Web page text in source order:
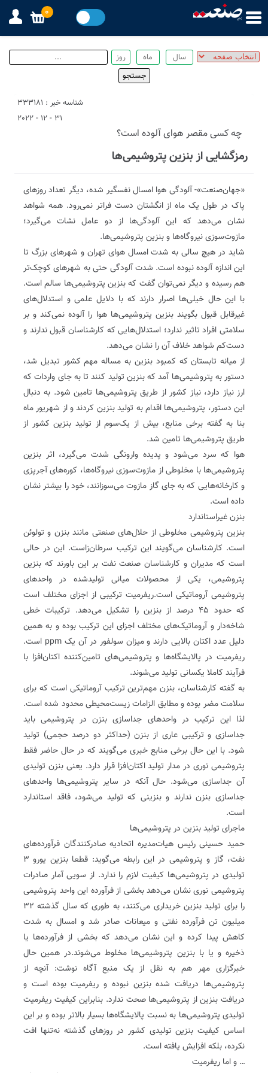
شناسه خبر : 333181
31 - 12 - 2022
چه کسی مقصر هوای آلوده است؟
رمزگشایی از بنزین پتروشیمی‌ها
«جهان‌صنعت»- آلودگی هوا امسال نفسگیر شده، دیگر تعداد روزهای
پاک در طول یک ماه از انگشتان دست فراتر نمی‌رود. همه شواهد
نشان می‌دهد که این آلودگی‌ها از دو عامل نشات می‌گیرد؛
مازوت‌سوزی نیروگاه‌ها و بنزین پتروشیمی‌ها.
شاید در هیچ سالی به شدت امسال هوای تهران و شهرهای بزرگ تا
این اندازه آلوده نبوده است. شدت آلودگی حتی به شهرهای کوچک‌تر
هم رسیده و دیگر نمی‌توان گفت که بنزین پتروشیمی‌ها سالم است.
با این حال خیلی‌ها اصرار دارند که با دلایل علمی و استدلال‌های
غیرقابل قبول بگویند بنزین پتروشیمی‌ها هوا را آلوده نمی‌کند و بر
سلامتی افراد تاثیر ندارد؛ استدلال‌هایی که کارشناسان قبول ندارند و
دست‌کم شواهد خلاف آن را نشان می‌دهد.
از میانه تابستان که کمبود بنزین به مساله مهم کشور تبدیل شد،
دستور به پتروشیمی‌ها آمد که بنزین تولید کنند تا به جای واردات که
ارز نیاز دارد، نیاز کشور از طریق پتروشیمی‌ها تامین شود. به دنبال
این دستور، پتروشیمی‌ها اقدام به تولید بنزین کردند و از شهریور ماه
بنا به گفته برخی منابع، بیش از یک‌سوم از تولید بنزین کشور از
طریق پتروشیمی‌ها تامین شد.
هوا که سرد می‌شود و پدیده وارونگی شدت می‌گیرد، اثر بنزین
پتروشیمی‌ها با مخلوطی از مازوت‌سوزی نیروگاه‌ها، کوره‌های آجرپزی
و کارخانه‌هایی که به جای گاز مازوت می‌سوزانند، خود را بیشتر نشان
داده است.
بنزن غیراستاندارد
بنزین پتروشیمی مخلوطی از حلال‌های صنعتی مانند بنزن و تولوئن
است. کارشناسان می‌گویند این ترکیب سرطان‌زاست. این در حالی
است که مدیران و کارشناسان صنعت نفت بر این باورند که بنزین
پتروشیمی، یکی از محصولات میانی تولیدشده در واحدهای
پتروشیمی آروماتیکی است.ریفرمیت ترکیبی از اجزای مختلف است
که حدود ۴۵ درصد از بنزین را تشکیل می‌دهد. ترکیبات خطی
شاخه‌دار و آروماتیک‌های مختلف اجزای این ترکیب بوده و به همین
دلیل عدد اکتان بالایی دارند و میزان سولفور در آن یک ppm است.
ریفرمیت در پالایشگاه‌ها و پتروشیمی‌های تامین‌کننده اکتان‌افزا با
فرآیند کاملا یکسانی تولید می‌شوند.
به گفته کارشناسان، بنزن مهم‌ترین ترکیب آروماتیکی است که برای
سلامت مضر بوده و مطابق الزامات زیست‌محیطی محدود شده است.
لذا این ترکیب در واحدهای جداسازی بنزن در پتروشیمی باید
جداسازی و ترکیبی عاری از بنزن (حداکثر دو درصد حجمی) تولید
شود. با این حال برخی منابع خبری می‌گویند که در حال حاضر فقط
پتروشیمی نوری در مدار تولید اکتان‌افزا قرار دارد. یعنی بنزن تولیدی
آن جداسازی می‌شود. حال آنکه در سایر پتروشیمی‌ها واحدهای
جداسازی بنزن ندارند و بنزینی که تولید می‌شود، فاقد استاندارد
است.
ماجرای تولید بنزین در پتروشیمی‌ها
حمید حسینی رئیس هیات‌مدیره اتحادیه صادرکنندگان فرآورده‌های
نفت، گاز و پتروشیمی در این رابطه می‌گوید: قطعا بنزین یورو ۳
تولیدی در پتروشیمی‌ها کیفیت لازم را ندارد. از سویی آمار صادرات
پتروشیمی نوری نشان می‌دهد بخشی از فرآورده این واحد پتروشیمی
را برای تولید بنزین خریداری می‌کنند، به طوری که سال گذشته ۳۲
میلیون تن فرآورده نفتی و میعانات صادر شد و امسال به شدت
کاهش پیدا کرده و این نشان می‌دهد که بخشی از فرآورده‌ها یا
ذخیره و یا با بنزین پتروشیمی‌ها مخلوط می‌شوند.در همین حال
خبرگزاری مهر هم به نقل از یک منبع آگاه نوشت: آنچه از
پتروشیمی‌ها دریافت شده بنزین نبوده و ریفرمیت بوده است و
دریافت بنزین از پتروشیمی‌ها صحت ندارد. بنابراین کیفیت ریفرمیت
تولیدی پتروشیمی‌ها به نسبت پالایشگاه‌ها بسیار بالاتر بوده و بر این
اساس کیفیت بنزین تولیدی کشور در روزهای گذشته نه‌تنها افت
نکرده، بلکه افزایش یافته است.
… و اما ریفرمیت
0